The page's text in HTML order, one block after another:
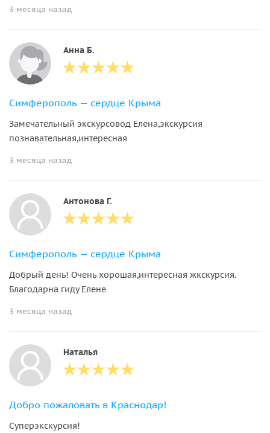
3 месяца назад
Анна Б.
Симферополь — сердце Крыма
Замечательный экскурсовод Елена,экскурсия
познавательная,интересная
3 месяца назад
Антонова Г.
Симферополь — сердце Крыма
Добрый день! Очень хорошая,интересная жкскурсия.
Благодарна гиду Елене
3 месяца назад
Наталья
Добро пожаловать в Краснодар!
Суперэкскурсия!